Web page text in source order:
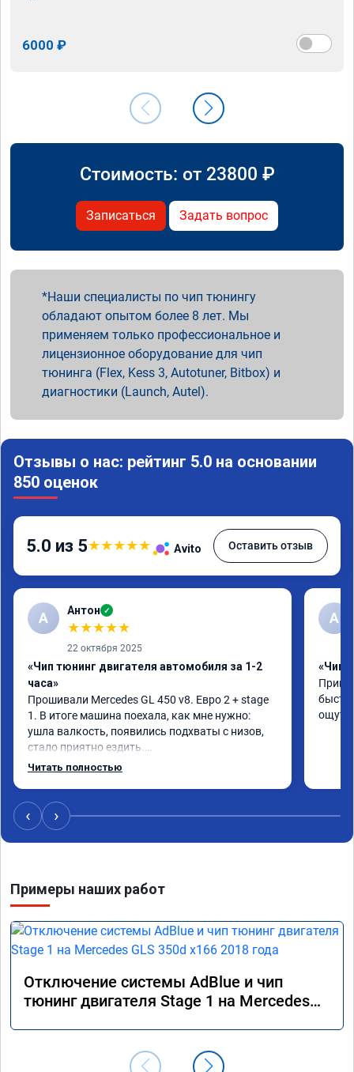
6000 ₽
Стоимость: от 23800 ₽
Записаться Задать вопрос
Наши специалисты по чип тюнингу
обладают опытом более 8 лет. Мы
применяем только профессиональное и
лицензионное оборудование для чип
тюнинга (Flex, Kess 3, Autotuner, Bitbox) и
диагностики (Launch, Autel).
Отзывы о нас: рейтинг 5.0 на основании
850 оценок
5.0 из 5★★★★★ Avito Оставить отзыв
А Антон ✓
★★★★★
22 октября 2025
«Чип тюнинг двигателя автомобиля за 1-2
часа»
Прошивали Mercedes GL 450 v8. Евро 2 + stage
1. В итоге машина поехала, как мне нужно:
ушла валкость, появились подхваты с низов,
стало приятно ездить.
Одни из лучших трат, в авто! 🔥
Читать полностью
A
«Чип
‹ ›
Примеры наших работ
Отключение системы AdBlue и чип
тюнинг двигателя Stage 1 на Mercedes